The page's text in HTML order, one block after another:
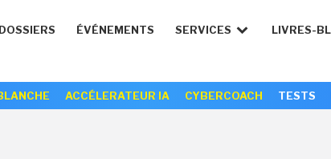
DOSSIERS ÉVÉNEMENTS SERVICES LIVRES-
ACCÉLERATEUR IA CYBERCOACH TESTS